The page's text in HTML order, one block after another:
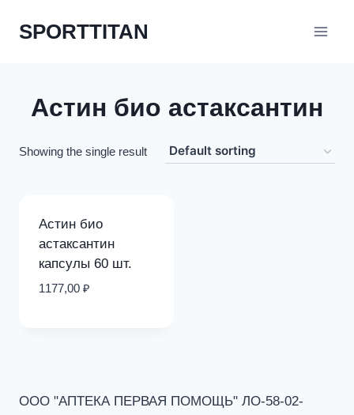
SPORTTITAN
Астин био астаксантин
Showing the single result
Астин био
астаксантин
капсулы 60 шт.
1177,00 ₽
ООО "АПТЕКА ПЕРВАЯ ПОМОЩЬ" ЛО-58-02-